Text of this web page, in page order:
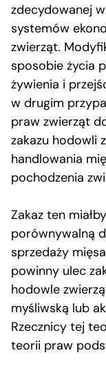
zdecydowanej
systemów
zwierząt.
sposobie życia
żywienia i
w drugim
praw zwierząt
zakazu hodowli
handlowania
pochodzenia
Zakaz ten
porównywalną
sprzedaży
powinny ulec
hodowle
myśliwską lub
Rzecznicy tej
teorii praw